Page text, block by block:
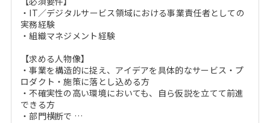
・IT／デジタルサービス領域における事業責任者としての
実務経験
・組織マネジメント経験
【求める人物像】
・事業を構造的に捉え、アイデアを具体的なサービス・プ
ロダクト・施策に落とし込める方
・不確実性の高い環境においても、自ら仮説を立てて前進
できる方
・部門横断で …